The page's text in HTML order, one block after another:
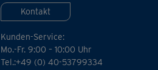
Kontakt
Kunden-Service:
Mo.-Fr. 9:00 – 10:00 Uhr
Tel.:+49 (0) 40-53799334